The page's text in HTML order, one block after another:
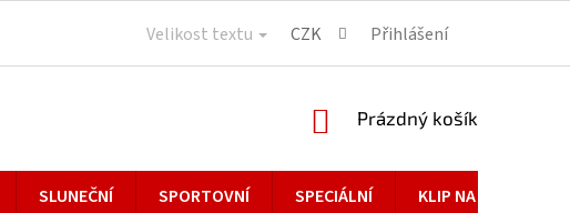
Velikost textu CZK Přihlášení
NÁKUPNÍ
Prázdný košík
SLUNEČNÍ SPORTOVNÍ SPECIÁLNÍ KLIP NA BRÝLE